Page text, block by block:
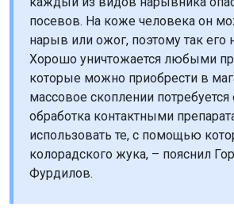
посевов. На коже человека он
нарыв или ожог, поэтому так его
Хорошо уничтожается любыми
которые можно приобрести в
массовое скоплении
обработка контактными
использовать те, с помощью
колорадского жука, – пояснил
Фурдилов.